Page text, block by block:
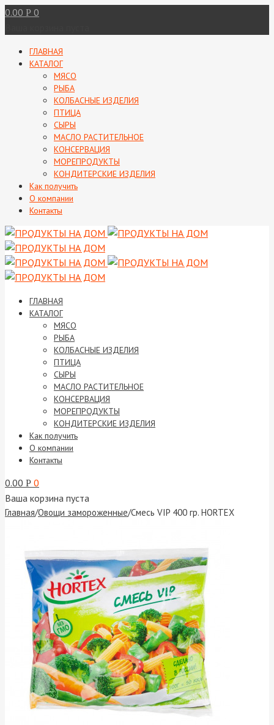
0.00 Р 0
ГЛАВНАЯ
КАТАЛОГ
МЯСО
РЫБА
КОЛБАСНЫЕ ИЗДЕЛИЯ
ПТИЦА
СЫРЫ
МАСЛО РАСТИТЕЛЬНОЕ
КОНСЕРВАЦИЯ
МОРЕПРОДУКТЫ
КОНДИТЕРСКИЕ ИЗДЕЛИЯ
Как получить
О компании
Контакты
ГЛАВНАЯ
КАТАЛОГ
МЯСО
РЫБА
КОЛБАСНЫЕ ИЗДЕЛИЯ
ПТИЦА
СЫРЫ
МАСЛО РАСТИТЕЛЬНОЕ
КОНСЕРВАЦИЯ
МОРЕПРОДУКТЫ
КОНДИТЕРСКИЕ ИЗДЕЛИЯ
Как получить
О компании
Контакты
0.00 Р 0
Ваша корзина пуста
Главная/Овощи замороженные/Cмесь VIP 400 гр. HORTEX